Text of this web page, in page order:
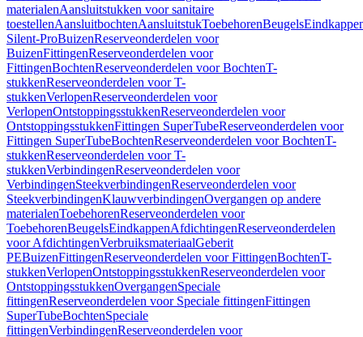
materialenAansluitstukken voor sanitaire
toestellenAansluitbochtenAansluitstukToebehorenBeugels
Silent-ProBuizenReserveonderdelen voor
BuizenFittingenReserveonderdelen voor
FittingenBochtenReserveonderdelen voor BochtenT-
stukkenReserveonderdelen voor T-
stukkenVerlopenReserveonderdelen voor
VerlopenOntstoppingsstukkenReserveonderdelen voor
OntstoppingsstukkenFittingen SuperTubeReserveonderdelen voor
Fittingen SuperTubeBochtenReserveonderdelen voor BochtenT-
stukkenReserveonderdelen voor T-
stukkenVerbindingenReserveonderdelen voor
VerbindingenSteekverbindingenReserveonderdelen voor
SteekverbindingenKlauwverbindingenOvergangen op andere
materialenToebehorenReserveonderdelen voor
ToebehorenBeugelsEindkappenAfdichtingenReserveonderdelen
voor AfdichtingenVerbruiksmateriaalGeberit
PEBuizenFittingenReserveonderdelen voor FittingenBochtenT-
stukkenVerlopenOntstoppingsstukkenReserveonderdelen voor
OntstoppingsstukkenOvergangenSpeciale
fittingenReserveonderdelen voor Speciale fittingenFittingen
SuperTubeBochtenSpeciale
fittingenVerbindingenReserveonderdelen voor